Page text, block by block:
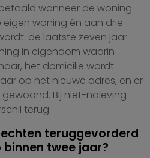
wanneer de woning
woning én aan drie
de laatste zeven jaar
in eigendom waarin
het domicilie wordt
op het nieuwe adres, en er
Bij niet-naleving
terug.
teruggevorderd
twee jaar?